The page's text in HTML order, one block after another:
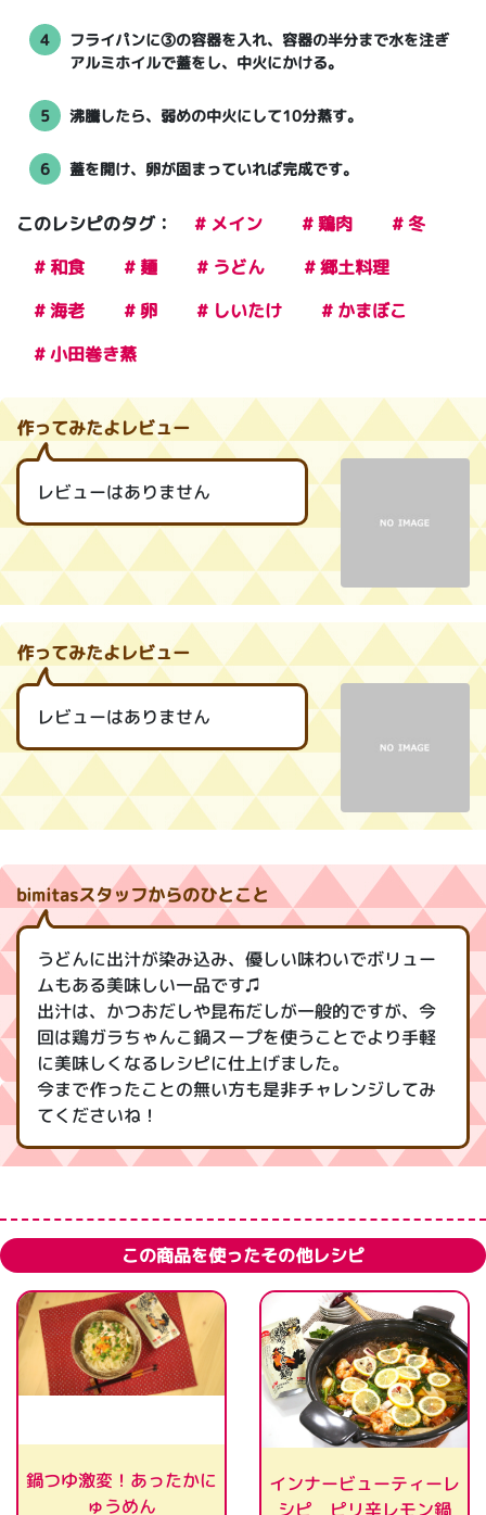
4
フライパンに③の容器を入れ、容器の半分まで水を注ぎ
アルミホイルで蓋をし、中火にかける。
5 沸騰したら、弱めの中火にして10分蒸す。
6 蓋を開け、卵が固まっていれば完成です。
このレシピのタグ： # メイン # 鶏肉
# 冬
# 和食
# 麺 # うどん
# 郷土料理
# 海老
# 卵 # しいたけ
# かまぼこ
# 小田巻き蒸
作ってみたよレビュー
レビューはありません
作ってみたよレビュー
レビューはありません
bimitasスタッフからのひとこと
うどんに出汁が染み込み、優しい味わいでボリュー
ムもある美味しい一品です♫
出汁は、かつおだしや昆布だしが一般的ですが、今
回は鶏ガラちゃんこ鍋スープを使うことでより手軽
に美味しくなるレシピに仕上げました。
今まで作ったことの無い方も是非チャレンジしてみ
てくださいね！
この商品を使ったその他レシピ
鍋つゆ激変！あったかに
ゅうめん
インナービューティーレ
シピ ピリ辛レモン鍋